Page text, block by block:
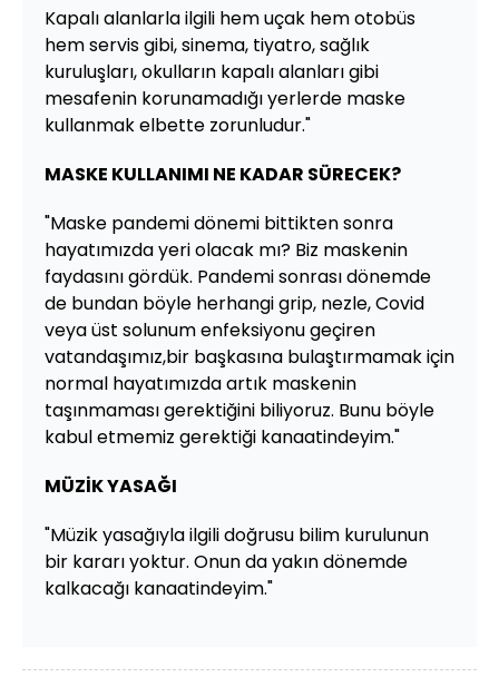
Kapalı alanlarla ilgili hem uçak hem otobüs
hem servis gibi, sinema, tiyatro, sağlık
kuruluşları, okulların kapalı alanları gibi
mesafenin korunamadığı yerlerde maske
kullanmak elbette zorunludur."
MASKE KULLANIMI NE KADAR SÜRECEK?
"Maske pandemi dönemi bittikten sonra
hayatımızda yeri olacak mı? Biz maskenin
faydasını gördük. Pandemi sonrası dönemde
de bundan böyle herhangi grip, nezle, Covid
veya üst solunum enfeksiyonu geçiren
vatandaşımız,bir başkasına bulaştırmamak için
normal hayatımızda artık maskenin
taşınmaması gerektiğini biliyoruz. Bunu böyle
kabul etmemiz gerektiği kanaatindeyim."
MÜZİK YASAĞI
"Müzik yasağıyla ilgili doğrusu bilim kurulunun
bir kararı yoktur. Onun da yakın dönemde
kalkacağı kanaatindeyim."